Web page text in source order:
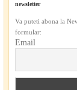
newsletter
Va puteti abona la
formular:
Email